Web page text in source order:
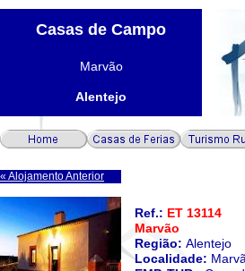
Casas de Campo
Marvão
Alentejo
« Alojamento Anterior
Ref.: ET 13114
Marvão
Região: Alentejo
Localidade: